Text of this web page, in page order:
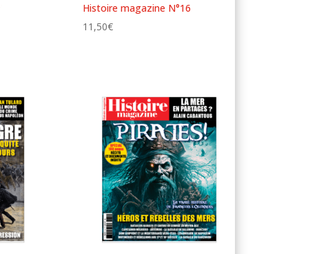
Histoire magazine N°16
11,50€